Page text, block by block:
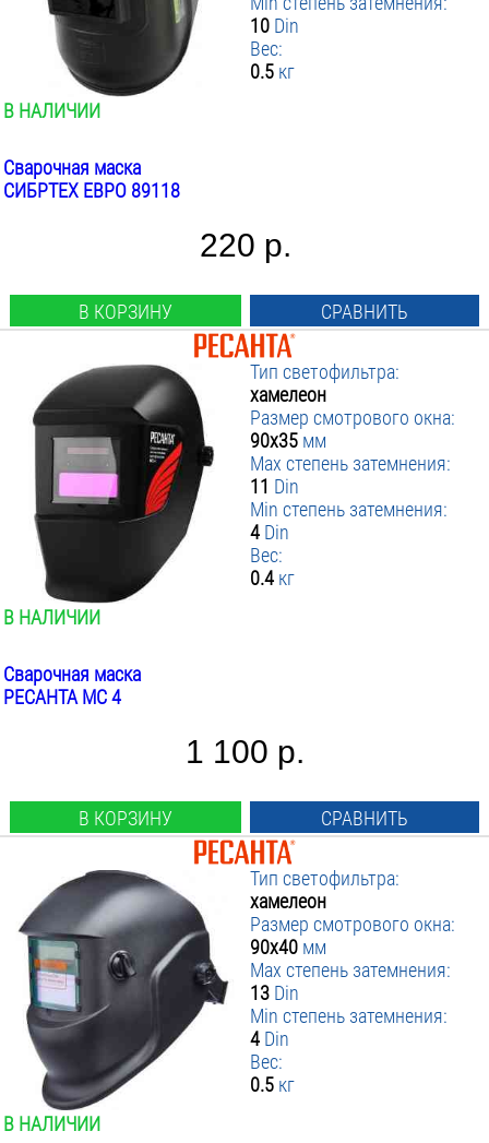
10 Din
Вес:
0.5 кг
В НАЛИЧИИ
Сварочная маска
СИБРТЕХ ЕВРО 89118
220 р.
В КОРЗИНУ СРАВНИТЬ
Тип светофильтра:
хамелеон
Размер смотрового окна:
90х35 мм
Max степень затемнения:
11 Din
Min степень затемнения:
4 Din
Вес:
0.4 кг
В НАЛИЧИИ
Сварочная маска
РЕСАНТА МС 4
1 100 р.
В КОРЗИНУ СРАВНИТЬ
Тип светофильтра:
хамелеон
Размер смотрового окна:
90х40 мм
Max степень затемнения:
13 Din
Min степень затемнения:
4 Din
Вес:
0.5 кг
В НАЛИЧИИ